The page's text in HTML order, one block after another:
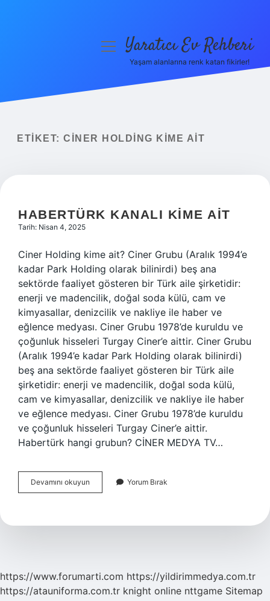
Yasal Uyarı
menüyüYaratıcı Ev Rehberi
Yaşam alanlarına renk katan fikirler!
ETIKET: CINER HOLDING KIME AIT
HABERTÜRK KANALI KIME AIT
Tarih: Nisan 4, 2025
Ciner Holding kime ait? Ciner Grubu (Aralık 1994’e
kadar Park Holding olarak bilinirdi) beş ana
sektörde faaliyet gösteren bir Türk aile şirketidir:
enerji ve madencilik, doğal soda külü, cam ve
kimyasallar, denizcilik ve nakliye ile haber ve
eğlence medyası. Ciner Grubu 1978’de kuruldu ve
çoğunluk hisseleri Turgay Ciner’e aittir. Ciner Grubu
(Aralık 1994’e kadar Park Holding olarak bilinirdi)
beş ana sektörde faaliyet gösteren bir Türk aile
şirketidir: enerji ve madencilik, doğal soda külü,
cam ve kimyasallar, denizcilik ve nakliye ile haber
ve eğlence medyası. Ciner Grubu 1978’de kuruldu
ve çoğunluk hisseleri Turgay Ciner’e aittir.
Habertürk hangi grubun? CİNER MEDYA TV…
Devamını okuyun Habertürk
Kanalı
Yorum Bırak
https://www.forumarti.com https://yildirimmedya.com.tr
https://atauniforma.com.tr knight online nttgame Sitemap